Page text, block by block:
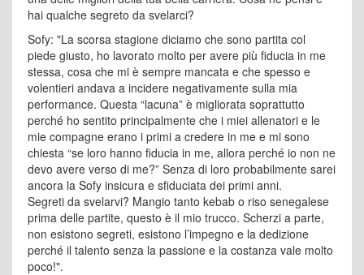
hai qualche segreto da svelarci?
Sofy: "La scorsa stagione diciamo che sono partita col
piede giusto, ho lavorato molto per avere più fiducia in me
stessa, cosa che mi è sempre mancata e che spesso e
volentieri andava a incidere negativamente sulla mia
performance. Questa “lacuna” è migliorata soprattutto
perché ho sentito principalmente che i miei allenatori e le
mie compagne erano i primi a credere in me e mi sono
chiesta “se loro hanno fiducia in me, allora perché io non ne
devo avere verso di me?” Senza di loro probabilmente sarei
ancora la Sofy insicura e sfiduciata dei primi anni.
Segreti da svelarvi? Mangio tanto kebab o riso senegalese
prima delle partite, questo è il mio trucco. Scherzi a parte,
non esistono segreti, esistono l’impegno e la dedizione
perché il talento senza la passione e la costanza vale molto
poco!".